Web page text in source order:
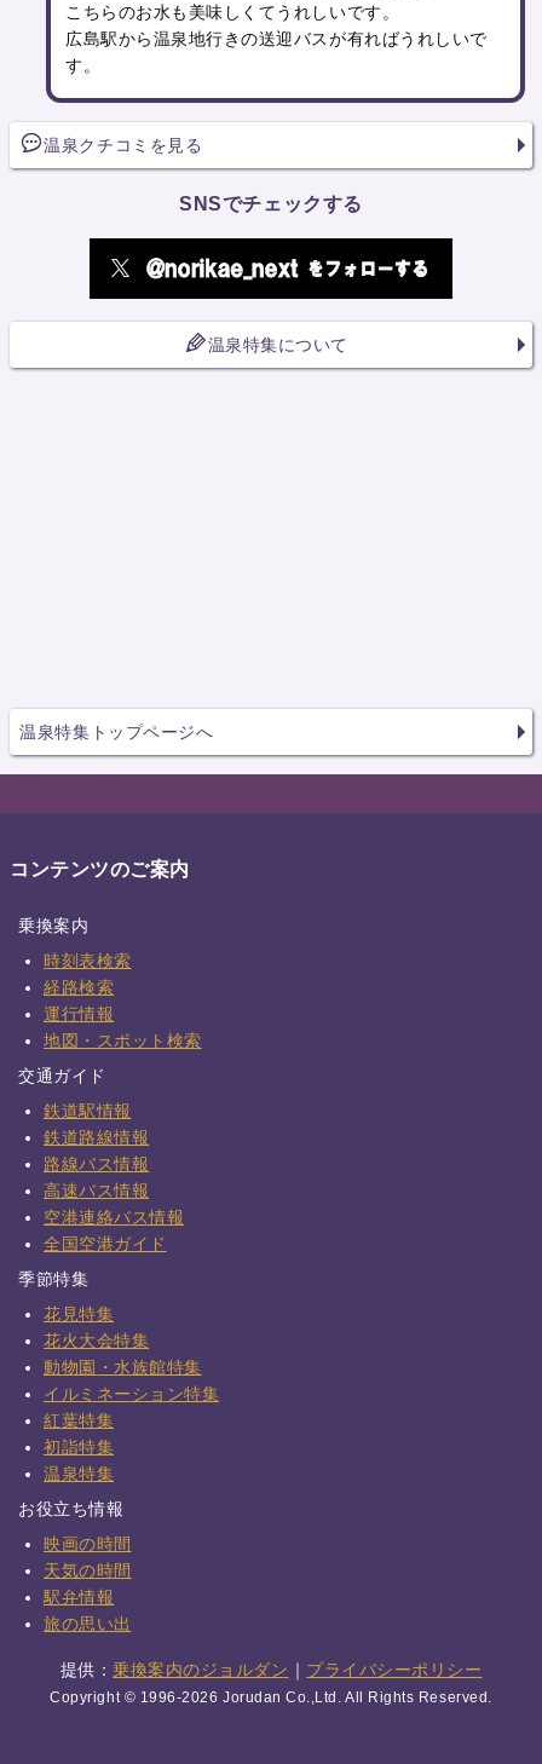
こちらのお水も美味しくてうれしいです。
広島駅から温泉地行きの送迎バスが有ればうれしいで
す。
温泉クチコミを見る
SNSでチェックする
温泉特集について
温泉特集トップページへ
コンテンツのご案内
乗換案内
時刻表検索
経路検索
運行情報
地図・スポット検索
交通ガイド
鉄道駅情報
鉄道路線情報
路線バス情報
高速バス情報
空港連絡バス情報
全国空港ガイド
季節特集
花見特集
花火大会特集
動物園・水族館特集
イルミネーション特集
紅葉特集
初詣特集
温泉特集
お役立ち情報
映画の時間
天気の時間
駅弁情報
旅の思い出
提供： 乗換案内のジョルダン ｜ プライバシーポリシー
Copyright © 1996-2026 Jorudan Co.,Ltd. All Rights Reserved.